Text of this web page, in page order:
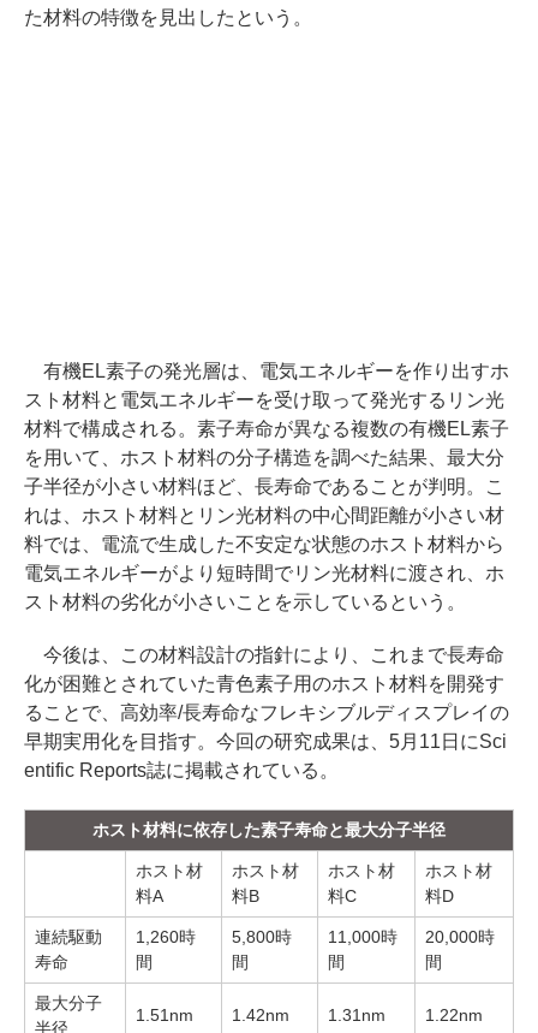
た材料の特徴を見出したという。
有機EL素子の発光層は、電気エネルギーを作り出すホ
スト材料と電気エネルギーを受け取って発光するリン光
材料で構成される。素子寿命が異なる複数の有機EL素子
を用いて、ホスト材料の分子構造を調べた結果、最大分
子半径が小さい材料ほど、長寿命であることが判明。こ
れは、ホスト材料とリン光材料の中心間距離が小さい材
料では、電流で生成した不安定な状態のホスト材料から
電気エネルギーがより短時間でリン光材料に渡され、ホ
スト材料の劣化が小さいことを示しているという。
今後は、この材料設計の指針により、これまで長寿命
化が困難とされていた青色素子用のホスト材料を開発す
ることで、高効率/長寿命なフレキシブルディスプレイの
早期実用化を目指す。今回の研究成果は、5月11日にSci
entific Reports誌に掲載されている。
ホスト材料に依存した素子寿命と最大分子半径
ホスト材
料A
ホスト材
料B
ホスト材
料C
ホスト材
料D
連続駆動
寿命
1,260時
間
5,800時
間
11,000時
間
20,000時
間
最大分子
半径
1.51nm 1.42nm 1.31nm 1.22nm